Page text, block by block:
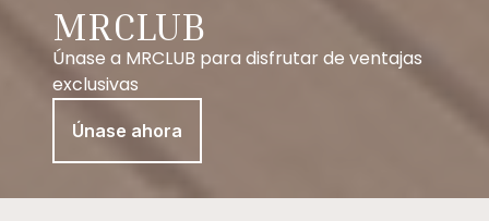
MRCLUB
Únase a MRCLUB para disfrutar de ventajas
exclusivas
Únase ahora